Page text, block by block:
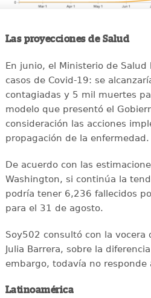
Las proyecciones de Salud
En junio, el Ministerio de
casos de Covid-19: se
contagiadas y 5 mil muertes
modelo que presentó el
consideración las acciones
propagación de la enfermedad.
De acuerdo con las
Washington, si continúa la
podría tener 6,236 fallecidos
para el 31 de agosto.
Soy502 consultó con la vocera
Julia Barrera, sobre la
embargo, todavía no responde
Latinoamérica